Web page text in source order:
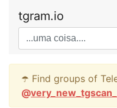
tgram.io
☂️ Find groups of
@